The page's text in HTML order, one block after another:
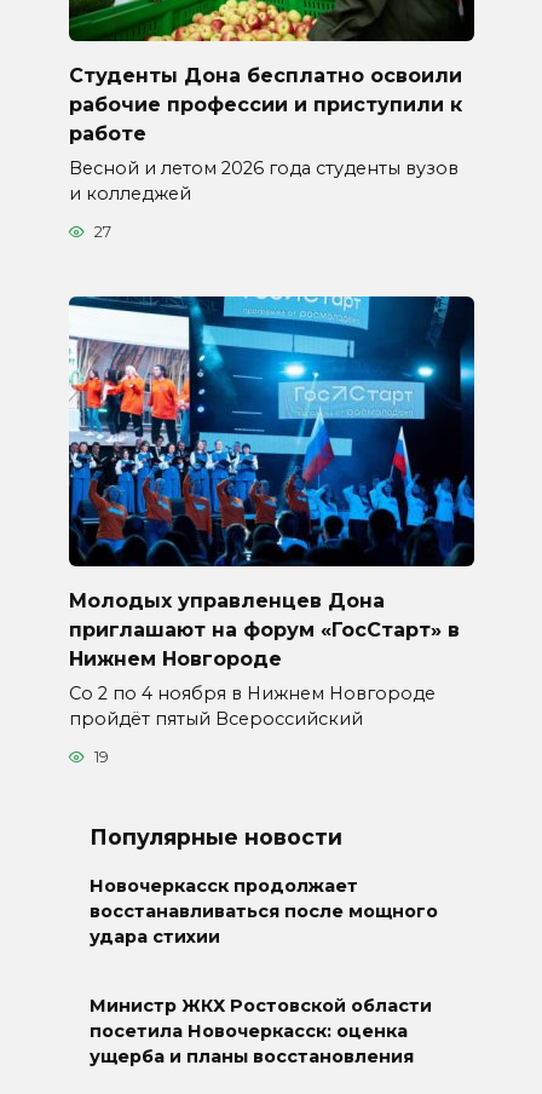
Студенты Дона бесплатно освоили
рабочие профессии и приступили к
работе
Весной и летом 2026 года студенты вузов
и колледжей
27
Молодых управленцев Дона
приглашают на форум «ГосСтарт» в
Нижнем Новгороде
Со 2 по 4 ноября в Нижнем Новгороде
пройдёт пятый Всероссийский
19
Популярные новости
Новочеркасск продолжает
восстанавливаться после мощного
удара стихии
Министр ЖКХ Ростовской области
посетила Новочеркасск: оценка
ущерба и планы восстановления